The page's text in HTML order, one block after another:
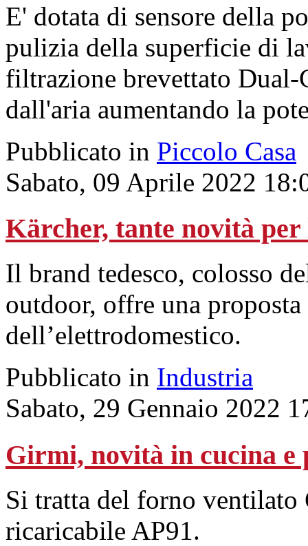
E' dotata di sensore della
pulizia della superficie di
filtrazione brevettato Dual-
dall'aria aumentando la
Pubblicato in Piccolo Casa
Sabato, 09 Aprile 2022
Kärcher, tante novità
Il brand tedesco, colosso
outdoor, offre una
dell’elettrodomestico.
Pubblicato in Industria
Sabato, 29 Gennaio 2022
Girmi, novità in cucina e
Si tratta del forno ventilato
ricaricabile AP91.